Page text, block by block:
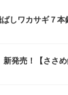
しワカサギ７本
発売！【ささめ